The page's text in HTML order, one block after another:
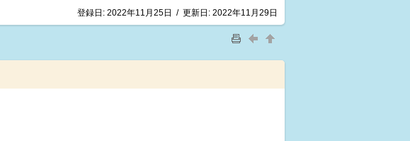
登録日: 2022年11月25日 / 更新日: 2022年11月29日